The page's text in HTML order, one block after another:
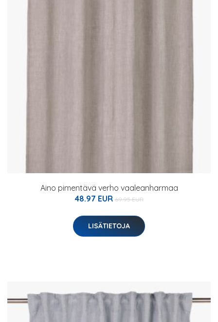
Aino pimentävä verho vaaleanharmaa
48.97 EUR 69.95 EUR
LISÄTIETOJA